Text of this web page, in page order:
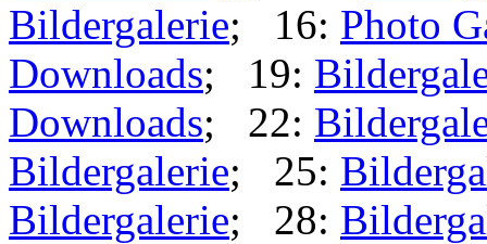
Bildergalerie; 16: Photo
Downloads; 19:
Downloads; 22:
Bildergalerie; 25:
Bildergalerie; 28: